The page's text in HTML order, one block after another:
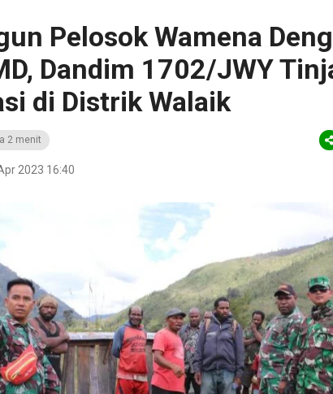
Pelosok Wamena
Dandim 1702/JWY
di Distrik Walaik
2 menit
2023 16:40